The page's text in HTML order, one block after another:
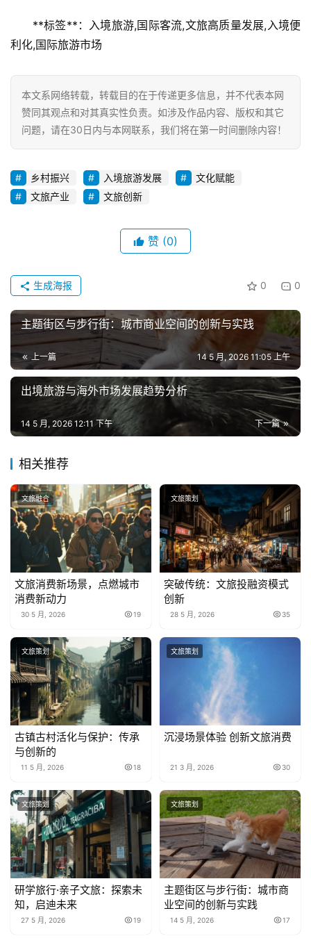
**标签**：入境旅游,国际客流,文旅高质量发展,入境便
利化,国际旅游市场
本文系网络转载，转载目的在于传递更多信息，并不代表本网
赞同其观点和对其真实性负责。如涉及作品内容、版权和其它
问题，请在30日内与本网联系，我们将在第一时间删除内容！
乡村振兴 入境旅游发展
文化赋能
文旅产业
文旅创新
赞 (0)
0 0
生成海报
主题街区与步行街：城市商业空间的创新与实践
上一篇 14 5 月, 2026 11:05 上午
出境旅游与海外市场发展趋势分析
下一篇
14 5 月, 2026 12:11 下午
相关推荐
文旅融合
文旅消费新场景，点燃城市
消费新动力
30 5 月, 2026 19
文旅策划
突破传统：文旅投融资模式
创新
28 5 月, 2026 35
文旅策划
古镇古村活化与保护：传承
与创新的
11 5 月, 2026 18
文旅策划
沉浸场景体验 创新文旅消费
21 3 月, 2026 30
文旅策划
研学旅行·亲子文旅：探索未
知，启迪未来
27 5 月, 2026 19
文旅策划
主题街区与步行街：城市商
业空间的创新与实践
14 5 月, 2026 17